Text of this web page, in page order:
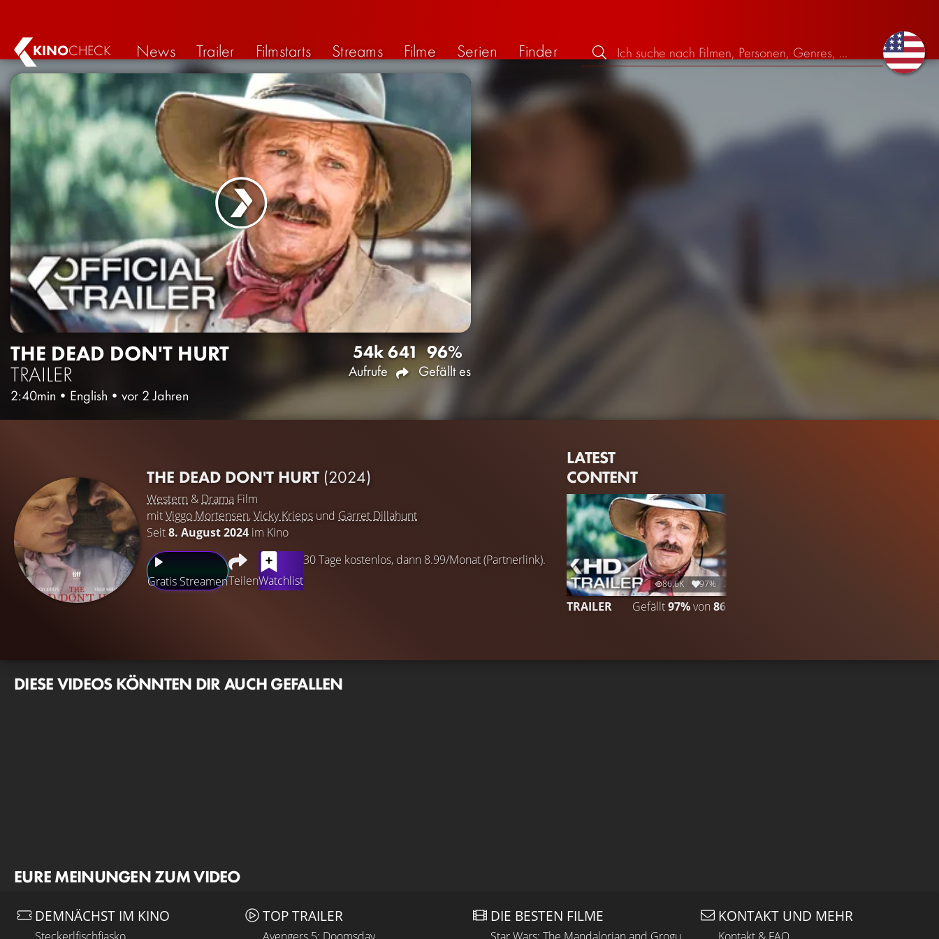
KINOCHECK News Trailer Filmstarts Streams Filme Serien Finder
THE DEAD DON'T HURT
TRAILER
2:40min • English • vor 2 Jahren
54k
Aufrufe
641 96%
Gefällt es
THE DEAD DON'T HURT (2024)
Western & Drama Film
mitViggo Mortensen,Vicky Krieps und Garret Dillahunt
Seit8. August 2024 im Kino
Gratis StreamenTeilenWatchlist
30 Tage kostenlos, dann 8.99/Monat (Partnerlink).
LATEST
CONTENT
86.6K 97% 2:14
TRAILER Gefällt97%von 86.554
DIESE VIDEOS KÖNNTEN DIR AUCH GEFALLEN
EURE MEINUNGEN ZUM VIDEO
DEMNÄCHST IM KINO TOP TRAILER DIE BESTEN FILME KONTAKT UND MEHR